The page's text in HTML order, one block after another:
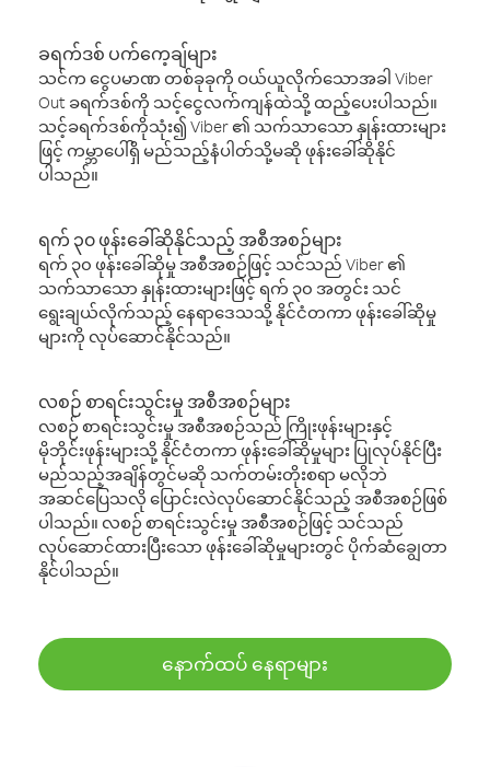
ခရက်ဒစ် ပက်ကေ့ချ်များ
သင်က ငွေပမာဏ တစ်ခုခုကို ဝယ်ယူလိုက်သောအခါ Viber
Out ခရက်ဒစ်ကို သင့်ငွေလက်ကျန်ထဲသို့ ထည့်ပေးပါသည်။
သင့်ခရက်ဒစ်ကိုသုံး၍ Viber ၏ သက်သာသော နှုန်းထားများ
ဖြင့် ကမ္ဘာပေါ်ရှိ မည်သည့်နံပါတ်သို့မဆို ဖုန်းခေါ်ဆိုနိုင်
ပါသည်။
ရက် ၃၀ ဖုန်းခေါ်ဆိုနိုင်သည့် အစီအစဉ်များ
ရက် ၃၀ ဖုန်းခေါ်ဆိုမှု အစီအစဉ်ဖြင့် သင်သည် Viber ၏
သက်သာသော နှုန်းထားများဖြင့် ရက် ၃၀ အတွင်း သင်
ရွေးချယ်လိုက်သည့် နေရာဒေသသို့ နိုင်ငံတကာ ဖုန်းခေါ်ဆိုမှု
များကို လုပ်ဆောင်နိုင်သည်။
လစဉ် စာရင်းသွင်းမှု အစီအစဉ်များ
လစဉ် စာရင်းသွင်းမှု အစီအစဉ်သည် ကြိုးဖုန်းများနှင့်
မိုဘိုင်းဖုန်းများသို့ နိုင်ငံတကာ ဖုန်းခေါ်ဆိုမှုများ ပြုလုပ်နိုင်ပြီး
မည်သည့်အချိန်တွင်မဆို သက်တမ်းတိုးစရာ မလိုဘဲ
အဆင်ပြေသလို ပြောင်းလဲလုပ်ဆောင်နိုင်သည့် အစီအစဉ်ဖြစ်
ပါသည်။ လစဉ် စာရင်းသွင်းမှု အစီအစဉ်ဖြင့် သင်သည်
လုပ်ဆောင်ထားပြီးသော ဖုန်းခေါ်ဆိုမှုများတွင် ပိုက်ဆံချွေတာ
နိုင်ပါသည်။
နောက်ထပ် နေရာများ